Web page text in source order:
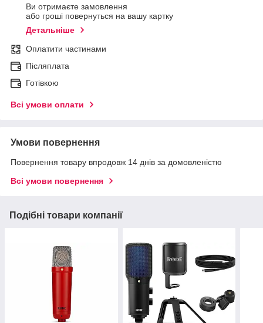
Ви отримаєте замовлення
або гроші повернуться на вашу картку
Детальніше
Оплатити частинами
Післяплата
Готівкою
Всі умови оплати
Умови повернення
Повернення товару впродовж 14 днів за домовленістю
Всі умови повернення
Подібні товари компанії